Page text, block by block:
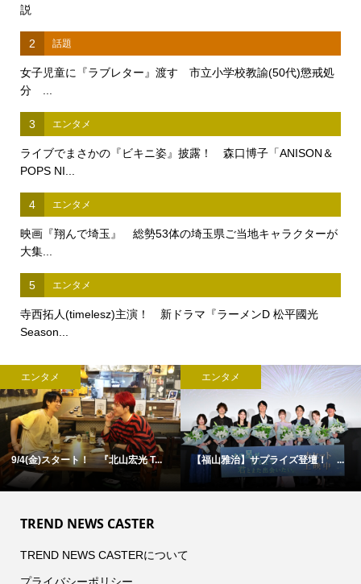
説
2 話題
女子児童に『ラブレター』渡す 市立小学校教諭(50代)懲戒処
分 ...
3 エンタメ
ライブでまさかの『ビキニ姿』披露！ 森口博子「ANISON＆
POPS NI...
4 エンタメ
映画『翔んで埼玉』 総勢53体の埼玉県ご当地キャラクターが
大集...
5 エンタメ
寺西拓人(timelesz)主演！ 新ドラマ『ラーメンD 松平國光
Season...
エンタメ
9/4(金)スタート！ 『北山宏光 T...
エンタメ
【福山雅治】サプライズ登壇！ ...
TREND NEWS CASTER
TREND NEWS CASTERについて